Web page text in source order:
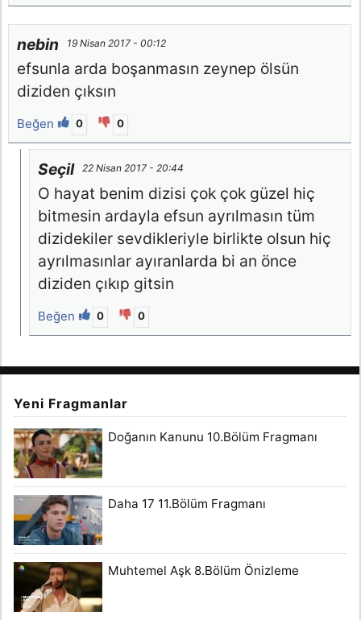
nebin 19 Nisan 2017 - 00:12
efsunla arda boşanmasın zeynep ölsün
diziden çıksın
Beğen 0 0
Seçil 22 Nisan 2017 - 20:44
O hayat benim dizisi çok çok güzel hiç
bitmesin ardayla efsun ayrılmasın tüm
dizidekiler sevdikleriyle birlikte olsun hiç
ayrılmasınlar ayıranlarda bi an önce
diziden çıkıp gitsin
Beğen 0 0
Yeni Fragmanlar
Doğanın Kanunu 10.Bölüm Fragmanı
Daha 17 11.Bölüm Fragmanı
Muhtemel Aşk 8.Bölüm Önizleme